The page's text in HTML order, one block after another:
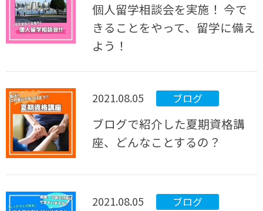
個人留学相談会を実施！ 今で
きることをやって、留学に備え
よう！
2021.08.05 ブログ
ブログで紹介した夏期資格講
座、どんなことするの？
2021.08.05 ブログ